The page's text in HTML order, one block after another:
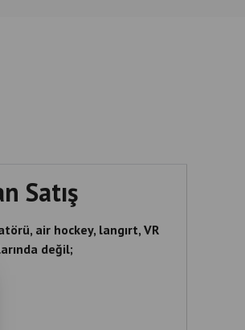
Satış
air hockey, langırt, VR
değil;